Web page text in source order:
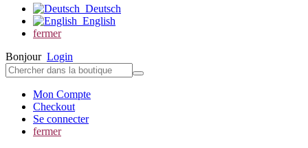
Deutsch
English
fermer
Bonjour Login
Mon Compte
Checkout
Se connecter
fermer